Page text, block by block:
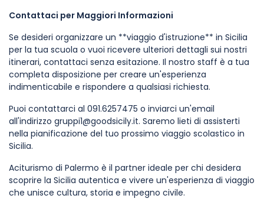
Contattaci per Maggiori Informazioni
Se desideri organizzare un **viaggio d'istruzione** in Sicilia
per la tua scuola o vuoi ricevere ulteriori dettagli sui nostri
itinerari, contattaci senza esitazione. Il nostro staff è a tua
completa disposizione per creare un'esperienza
indimenticabile e rispondere a qualsiasi richiesta.
Puoi contattarci al 091.6257475 o inviarci un'email
all'indirizzo gruppi1@goodsicily.it. Saremo lieti di assisterti
nella pianificazione del tuo prossimo viaggio scolastico in
Sicilia.
Aciturismo di Palermo è il partner ideale per chi desidera
scoprire la Sicilia autentica e vivere un'esperienza di viaggio
che unisce cultura, storia e impegno civile.